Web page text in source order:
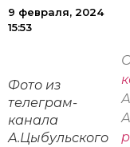
9 февраля, 2024
15:53
Фото из
телеграм-
канала
А.Цыбульского